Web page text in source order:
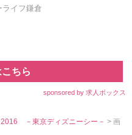
イフ鎌倉
ちら
sponsored by 求人ボックス
2016 －東京ディズニーシー－> 画